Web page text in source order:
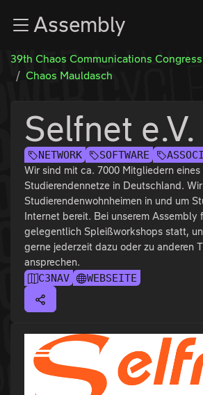
Zum InhaltAssembly
39th Chaos Communications Congress
Chaos Mauldasch
Selfnet e.V.
NETWORK SOFTWARE
Wir sind mit ca. 7000 Mitgliedern
Studierendennetze in Deutschland.
Studierendenwohnheimen in und um
Internet bereit. Bei unserem Assembly
gelegentlich Spleißworkshops statt,
gerne jederzeit dazu oder zu anderen
ansprechen.
C3NAV WEBSEITE